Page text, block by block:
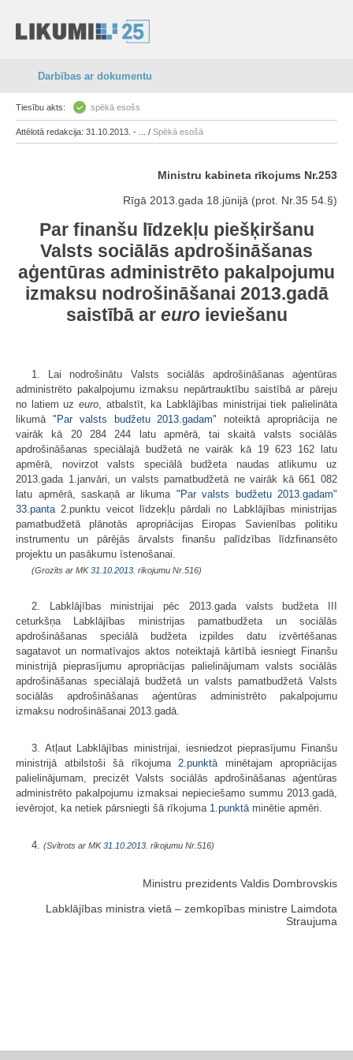
Darbības ar dokumentu
Tiesību akts: spēkā esošs
Attēlotā redakcija: 31.10.2013. - ... / Spēkā esošā
Ministru kabineta rīkojums Nr.253
Rīgā 2013.gada 18.jūnijā (prot. Nr.35 54.§)
Par finanšu līdzekļu piešķiršanu
Valsts sociālās apdrošināšanas
aģentūras administrēto pakalpojumu
izmaksu nodrošināšanai 2013.gadā
saistībā ar euroieviešanu
1. Lai nodrošinātu Valsts sociālās apdrošināšanas aģentūras
administrēto pakalpojumu izmaksu nepārtrauktību saistībā ar pāreju
no latiem uz euro , atbalstīt, ka Labklājības ministrijai tiek palielināta
likumā " Par valsts budžetu 2013.gadam" noteiktā apropriācija ne
vairāk kā 20 284 244 latu apmērā, tai skaitā valsts sociālās
apdrošināšanas speciālajā budžetā ne vairāk kā 19 623 162 latu
apmērā, novirzot valsts speciālā budžeta naudas atlikumu uz
2013.gada 1.janvāri, un valsts pamatbudžetā ne vairāk kā 661 082
latu apmērā, saskaņā ar likuma " Par valsts budžetu 2013.gadam"
33.panta 2.punktu veicot līdzekļu pārdali no Labklājības ministrijas
pamatbudžetā plānotās apropriācijas Eiropas Savienības politiku
instrumentu un pārējās ārvalsts finanšu palīdzības līdzfinansēto
projektu un pasākumu īstenošanai.
(Grozīts ar MK31.10.2013. rīkojumu Nr.516)
2. Labklājības ministrijai pēc 2013.gada valsts budžeta III
ceturkšņa Labklājības ministrijas pamatbudžeta un sociālās
apdrošināšanas speciālā budžeta izpildes datu izvērtēšanas
sagatavot un normatīvajos aktos noteiktajā kārtībā iesniegt Finanšu
ministrijā pieprasījumu apropriācijas palielinājumam valsts sociālās
apdrošināšanas speciālajā budžetā un valsts pamatbudžetā Valsts
sociālās apdrošināšanas aģentūras administrēto pakalpojumu
izmaksu nodrošināšanai 2013.gadā.
3. Atļaut Labklājības ministrijai, iesniedzot pieprasījumu Finanšu
ministrijā atbilstoši šā rīkojuma 2.punktā minētajam apropriācijas
palielinājumam, precizēt Valsts sociālās apdrošināšanas aģentūras
administrēto pakalpojumu izmaksai nepieciešamo summu 2013.gadā,
ievērojot, ka netiek pārsniegti šā rīkojuma 1.punktā minētie apmēri.
4. (Svītrots ar MK31.10.2013. rīkojumu Nr.516)
Ministru prezidents Valdis Dombrovskis
Labklājības ministra vietā – zemkopības ministre Laimdota
Straujuma